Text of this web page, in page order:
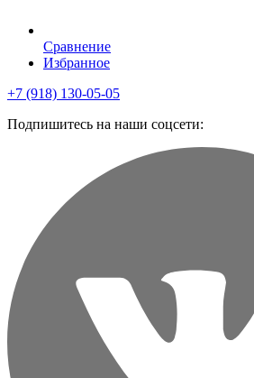
Сравнение
Избранное
+7 (918) 130-05-05
Подпишитесь на наши соцсети: